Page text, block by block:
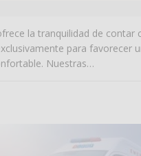
la tranquilidad de contar
para favorecer
Nuestras…